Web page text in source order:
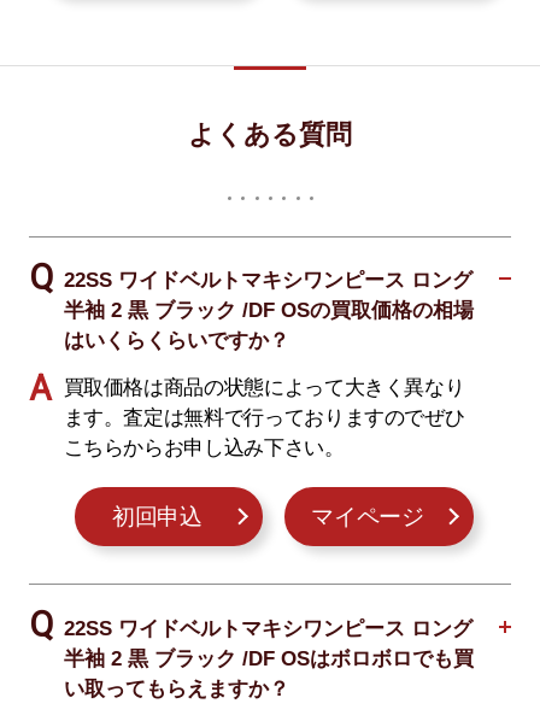
よくある質問
22SS ワイドベルトマキシワンピース ロング
半袖 2 黒 ブラック /DF OSの買取価格の相場
はいくらくらいですか？
買取価格は商品の状態によって大きく異なり
ます。査定は無料で行っておりますのでぜひ
こちらからお申し込み下さい。
初回申込 マイページ
22SS ワイドベルトマキシワンピース ロング
半袖 2 黒 ブラック /DF OSはボロボロでも買
い取ってもらえますか？